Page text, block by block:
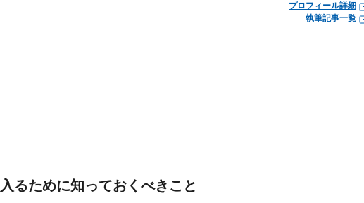
プロフィール詳細
執筆記事一覧
るために知っておくべきこと